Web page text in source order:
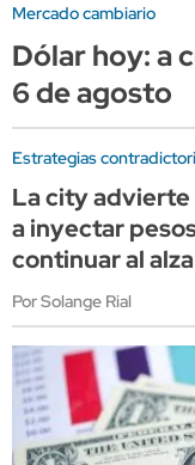
Mercado cambiario
Dólar hoy: a
6 de agosto
Estrategias
La city advierte
a inyectar
continuar al alza
Por Solange Rial